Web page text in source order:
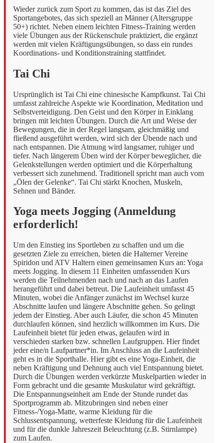
Wieder zurück zum Sport zu kommen, das ist das Ziel des
Sportangebotes, das sich speziell an Männer (Altersgruppe
50+) richtet. Neben einem leichten Fitness-Training werden
viele Übungen aus der Rückenschule praktiziert, die ergänzt
werden mit vielen Kräftigungsübungen, so dass ein rundes
Koordinations- und Konditionstraining stattfindet.
Tai Chi
Ursprünglich ist Tai Chi eine chinesische Kampfkunst. Tai Chi
umfasst zahlreiche Aspekte wie Koordination, Meditation und
Selbstverteidigung. Den Geist und den Körper in Einklang
bringen mit leichten Übungen. Durch die Art und Weise der
Bewegungen, die in der Regel langsam, gleichmäßig und
fließend ausgeführt werden, wird sich der Übende nach und
nach entspannen. Die Atmung wird langsamer, ruhiger und
tiefer. Nach längerem Üben wird der Körper beweglicher, die
Gelenkstellungen werden optimiert und die Körperhaltung
verbessert sich zunehmend. Traditionell spricht man auch vom
„Ölen der Gelenke“. Tai Chi stärkt Knochen, Muskeln,
Sehnen und Bänder.
Yoga meets Jogging (Anmeldung
erforderlich!
Um den Einstieg ins Sportleben zu schaffen und um die
gesetzten Ziele zu erreichen, bieten die Halterner Vereine
Spiridon und ATV Haltern einen gemeinsamen Kurs an: Yoga
meets Jogging. In diesem 11 Einheiten umfassenden Kurs
werden die Teilnehmenden nach und nach an das Laufen
herangeführt und dabei betreut. Die Laufeinheit umfasst 45
Minuten, wobei die Anfänger zunächst im Wechsel kurze
Abschnitte laufen und längere Abschnitte gehen. So gelingt
jedem der Einstieg. Aber auch Läufer, die schon 45 Minuten
durchlaufen können, sind herzlich willkommen im Kurs. Die
Laufeinheit bietet für jeden etwas, gelaufen wird in
verschieden starken bzw. schnellen Laufgruppen. Hier findet
jeder eine/n Laufpartner*in. Im Anschluss an die Laufeinheit
geht es in die Sporthalle. Hier gibt es eine Yoga-Einheit, die
neben Kräftigung und Dehnung auch viel Entspannung bietet.
Durch die Übungen werden verkürzte Muskelpartien wieder in
Form gebracht und die gesamte Muskulatur wird gekräftigt.
Die Entspannungseinheit am Ende der Stunde rundet das
Sportprogramm ab. Mitzubringen sind neben einer
Fitness-/Yoga-Matte, warme Kleidung für die
Schlussentspannung, wetterfeste Kleidung für die Laufeinheit
und für die dunkle Jahreszeit Beleuchtung (z.B. Stirnlampe)
zum Laufen.